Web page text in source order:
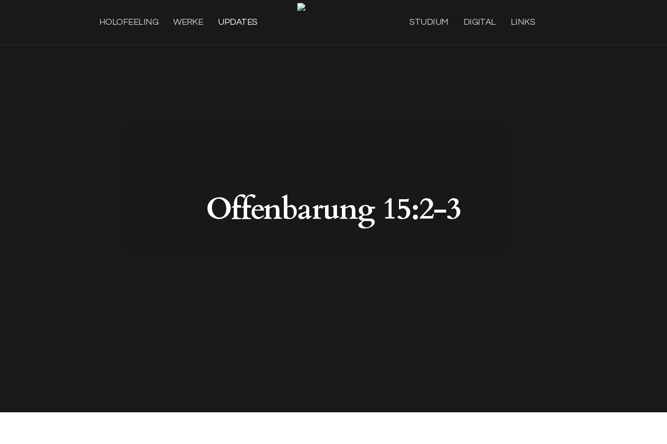
HOLOFEELING WERKE UPDATES STUDIUM DIGITAL LINKS
Offenbarung 15:2-3